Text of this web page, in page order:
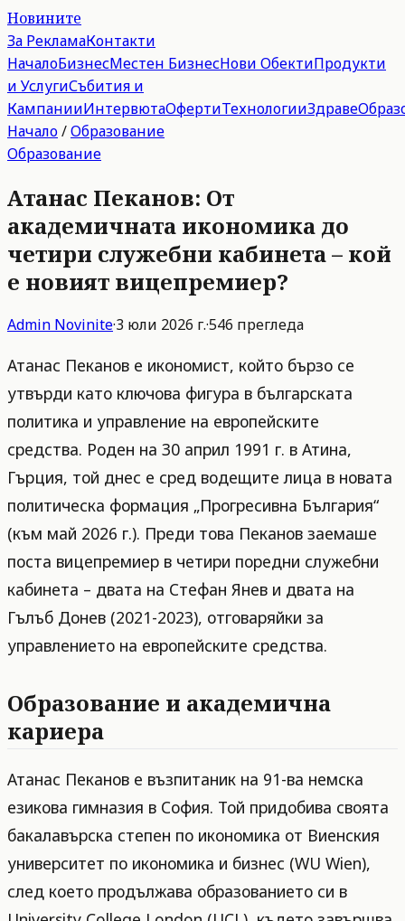
Новините
За РекламаКонтакти
НачалоБизнесМестен БизнесНови ОбектиПродукти
и УслугиСъбития и
КампанииИнтервютаОфертиТехнологииЗдраве
Начало/Образование
Образование
Атанас Пеканов: От
академичната икономика до
четири служебни кабинета – кой
е новият вицепремиер?
Admin Novinite·3 юли 2026 г.·546 прегледа
Атанас Пеканов е икономист, който бързо се
утвърди като ключова фигура в българската
политика и управление на европейските
средства. Роден на 30 април 1991 г. в Атина,
Гърция, той днес е сред водещите лица в новата
политическа формация „Прогресивна България“
(към май 2026 г.). Преди това Пеканов заемаше
поста вицепремиер в четири поредни служебни
кабинета – двата на Стефан Янев и двата на
Гълъб Донев (2021-2023), отговаряйки за
управлението на европейските средства.
Образование и академична
кариера
Атанас Пеканов е възпитаник на 91-ва немска
езикова гимназия в София. Той придобива своята
бакалавърска степен по икономика от Виенския
университет по икономика и бизнес (WU Wien),
след което продължава образованието си в